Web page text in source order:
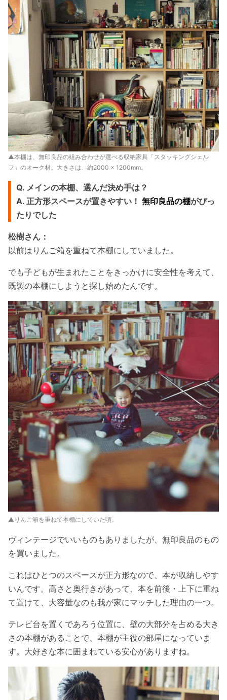
▲本棚は、無印良品の組み合わせが選べる収納家具「スタッキングシェル
フ」のオーク材。大きさは、約2000 × 1200mm。
Q. メインの本棚、選んだ決め手は？
A. 正方形スペースが置きやすい！ 無印良品の棚がぴっ
たりでした
松樹さん：
以前はりんご箱を重ねて本棚にしていました。
でも子どもが生まれたことをきっかけに安全性を考えて、
既製の本棚にしようと探し始めたんです。
▲りんご箱を重ねて本棚にしていた頃。
ヴィンテージでいいものもありましたが、無印良品のもの
を買いました。
これはひとつのスペースが正方形なので、本が収納しやす
いんです。高さと奥行きがあって、本を前後・上下に重ね
て置けて、大容量なのも我が家にマッチした理由の一つ。
テレビ台を置くであろう位置に、壁の大部分を占める大き
さの本棚があることで、本棚が主役の部屋になっていま
す。大好きな本に囲まれている安心がありますね。